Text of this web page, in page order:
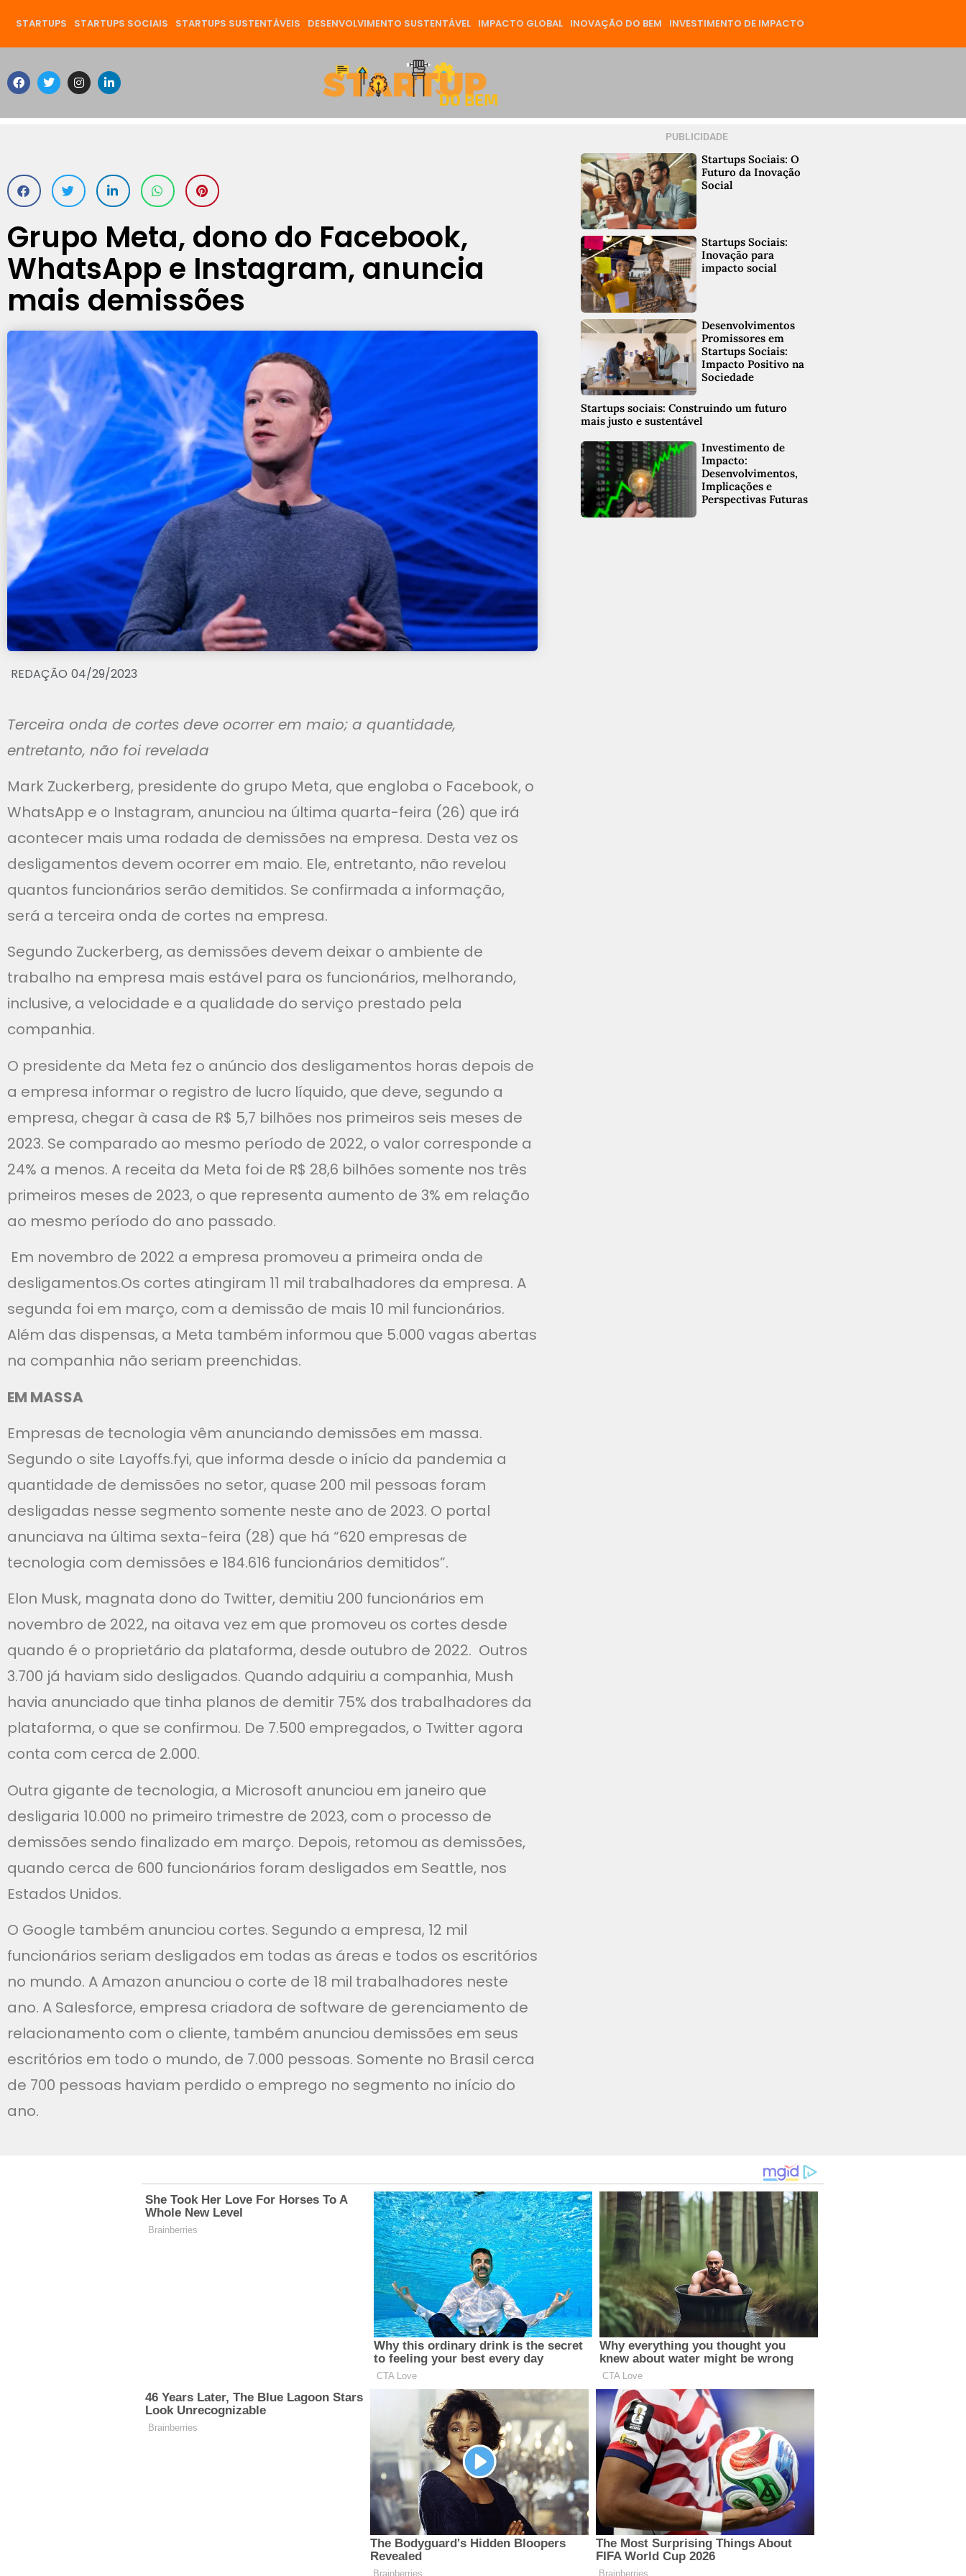
STARTUPS STARTUPS SOCIAIS STARTUPS SUSTENTÁVEIS DESENVOLVIMENTO SUSTENTÁVEL IMPACTO GLOBAL INOVAÇÃO DO BEM INVESTIMENTO DE IMPACTO
Grupo Meta, dono do Facebook,
WhatsApp e Instagram, anuncia
mais demissões
REDAÇÃO 04/29/2023
Terceira onda de cortes deve ocorrer em maio; a quantidade,
entretanto, não foi revelada
Mark Zuckerberg, presidente do grupo Meta, que engloba o Facebook, o
WhatsApp e o Instagram, anunciou na última quarta-feira (26) que irá
acontecer mais uma rodada de demissões na empresa. Desta vez os
desligamentos devem ocorrer em maio. Ele, entretanto, não revelou
quantos funcionários serão demitidos. Se confirmada a informação,
será a terceira onda de cortes na empresa.
Segundo Zuckerberg, as demissões devem deixar o ambiente de
trabalho na empresa mais estável para os funcionários, melhorando,
inclusive, a velocidade e a qualidade do serviço prestado pela
companhia.
O presidente da Meta fez o anúncio dos desligamentos horas depois de
a empresa informar o registro de lucro líquido, que deve, segundo a
empresa, chegar à casa de R$ 5,7 bilhões nos primeiros seis meses de
2023. Se comparado ao mesmo período de 2022, o valor corresponde a
24% a menos. A receita da Meta foi de R$ 28,6 bilhões somente nos três
primeiros meses de 2023, o que representa aumento de 3% em relação
ao mesmo período do ano passado.
Em novembro de 2022 a empresa promoveu a primeira onda de
desligamentos.Os cortes atingiram 11 mil trabalhadores da empresa. A
segunda foi em março, com a demissão de mais 10 mil funcionários.
Além das dispensas, a Meta também informou que 5.000 vagas abertas
na companhia não seriam preenchidas.
EM MASSA
Empresas de tecnologia vêm anunciando demissões em massa.
Segundo o site Layoffs.fyi, que informa desde o início da pandemia a
quantidade de demissões no setor, quase 200 mil pessoas foram
desligadas nesse segmento somente neste ano de 2023. O portal
anunciava na última sexta-feira (28) que há “620 empresas de
tecnologia com demissões e 184.616 funcionários demitidos”.
Elon Musk, magnata dono do Twitter, demitiu 200 funcionários em
novembro de 2022, na oitava vez em que promoveu os cortes desde
quando é o proprietário da plataforma, desde outubro de 2022. Outros
3.700 já haviam sido desligados. Quando adquiriu a companhia, Mush
havia anunciado que tinha planos de demitir 75% dos trabalhadores da
plataforma, o que se confirmou. De 7.500 empregados, o Twitter agora
conta com cerca de 2.000.
Outra gigante de tecnologia, a Microsoft anunciou em janeiro que
desligaria 10.000 no primeiro trimestre de 2023, com o processo de
demissões sendo finalizado em março. Depois, retomou as demissões,
quando cerca de 600 funcionários foram desligados em Seattle, nos
Estados Unidos.
O Google também anunciou cortes. Segundo a empresa, 12 mil
funcionários seriam desligados em todas as áreas e todos os escritórios
no mundo. A Amazon anunciou o corte de 18 mil trabalhadores neste
ano. A Salesforce, empresa criadora de software de gerenciamento de
relacionamento com o cliente, também anunciou demissões em seus
escritórios em todo o mundo, de 7.000 pessoas. Somente no Brasil cerca
de 700 pessoas haviam perdido o emprego no segmento no início do
ano.
PUBLICIDADE
Startups Sociais: O
Futuro da Inovação
Social
Startups Sociais:
Inovação para
impacto social
Desenvolvimentos
Promissores em
Startups Sociais:
Impacto Positivo na
Sociedade
Startups sociais: Construindo um futuro
mais justo e sustentável
Investimento de
Impacto:
Desenvolvimentos,
Implicações e
Perspectivas Futuras